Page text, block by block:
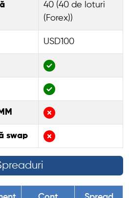
40 (40 de loturi
(Forex))
USD100
swap